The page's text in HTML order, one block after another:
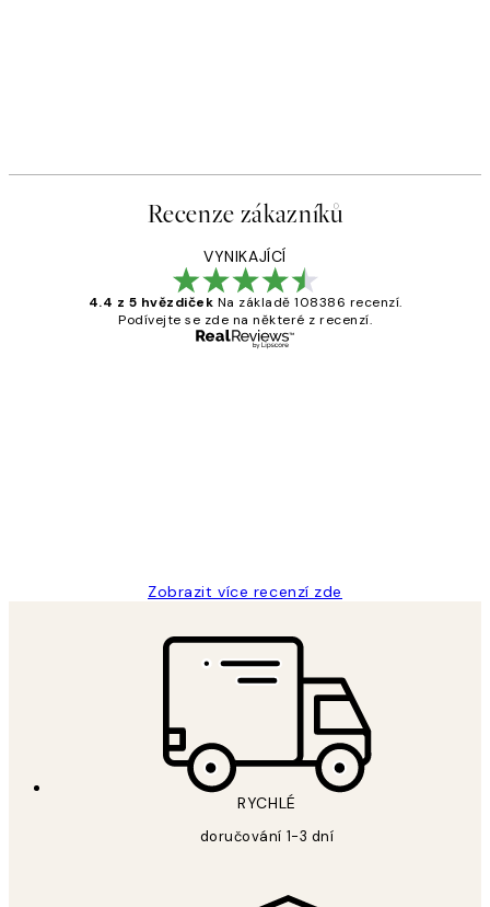
Recenze zákazníků
VYNIKAJÍCÍ
4.4 z 5 hvězdiček Na základě 108386 recenzí.
Podívejte se zde na některé z recenzí.
Zobrazit více recenzí zde
RYCHLÉ
doručování 1-3 dní